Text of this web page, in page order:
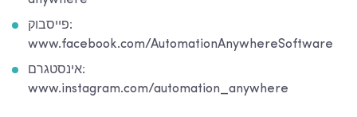
פייסבוק:
www.facebook.com/AutomationAnywhereSoftware
אינסטגרם:
www.instagram.com/automation_anywhere